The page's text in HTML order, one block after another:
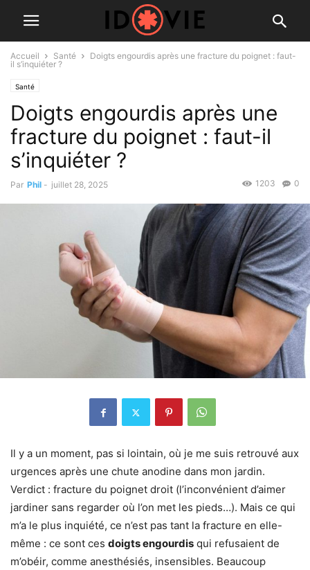
Accueil Santé
Doigts engourdis après une fracture du poignet : faut-
il s’inquiéter ?
Santé
Doigts engourdis après une
fracture du poignet : faut-il
s’inquiéter ?
Par Phil - juillet 28, 2025 0
1203
Il y a un moment, pas si lointain, où je me suis retrouvé aux
urgences après une chute anodine dans mon jardin.
Verdict : fracture du poignet droit (l’inconvénient d’aimer
jardiner sans regarder où l’on met les pieds…). Mais ce qui
m’a le plus inquiété, ce n’est pas tant la fracture en elle-
même : ce sont ces doigts engourdis qui refusaient de
m’obéir, comme anesthésiés, insensibles. Beaucoup